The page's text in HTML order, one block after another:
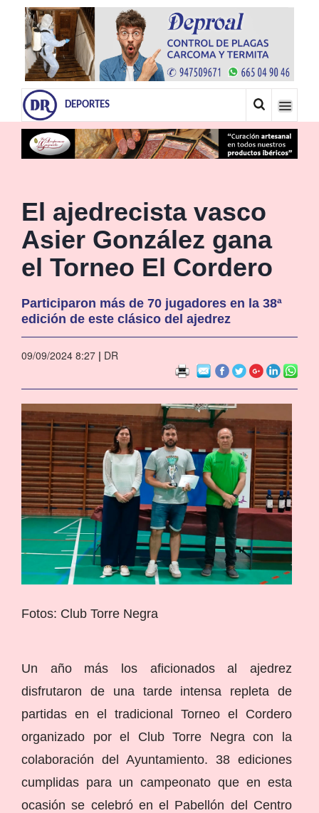
DEPORTES
El ajedrecista vasco
Asier González gana
el Torneo El Cordero
Participaron más de 70 jugadores en la 38ª
edición de este clásico del ajedrez
09/09/2024 8:27 | DR
Fotos: Club Torre Negra
Un año más los aficionados al ajedrez
disfrutaron de una tarde intensa repleta de
partidas en el tradicional Torneo el Cordero
organizado por el Club Torre Negra con la
colaboración del Ayuntamiento. 38 ediciones
cumplidas para un campeonato que en esta
ocasión se celebró en el Pabellón del Centro